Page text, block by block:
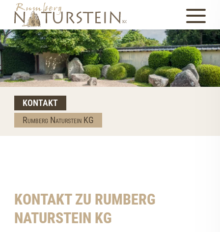
KONTAKT
Rumberg Naturstein KG
KONTAKT ZU RUMBERG
NATURSTEIN KG